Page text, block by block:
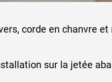
corde en chanvre
sur la jetée